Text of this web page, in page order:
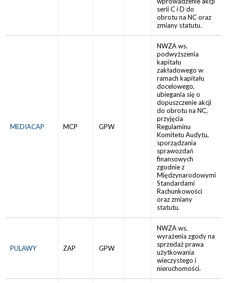
serii C i D do
obrotu na NC oraz
zmiany statutu.
MEDIACAP MCP GPW
NWZA ws.
podwyższenia
kapitału
zakładowego w
ramach kapitału
docelowego,
ubiegania się o
dopuszczenie akcji
do obrotu na NC,
przyjęcia
Regulaminu
Komitetu Audytu,
sporządzania
sprawozdań
finansowych
zgodnie z
Międzynarodowymi
Standardami
Rachunkowości
oraz zmiany
statutu.
PULAWY ZAP GPW
NWZA ws.
wyrażenia zgody na
sprzedaż prawa
użytkowania
wieczystego i
nieruchomości.